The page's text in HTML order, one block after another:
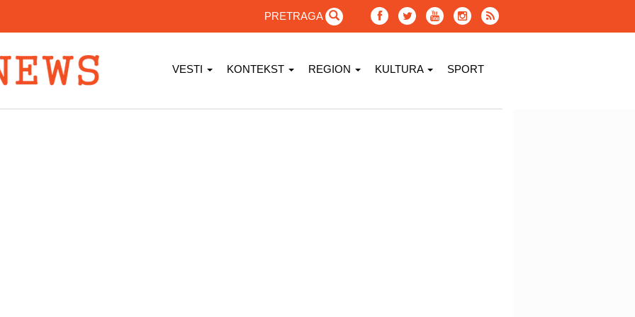
PRETRAGA
VESTI KONTEKST REGION KULTURA SPORT